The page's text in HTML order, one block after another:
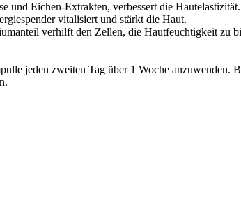
Eichen-Extrakten, verbessert die Hautelastizität.
vitalisiert und stärkt die Haut.
verhilft den Zellen, die Hautfeuchtigkeit zu
jeden zweiten Tag über 1 Woche anzuwenden.